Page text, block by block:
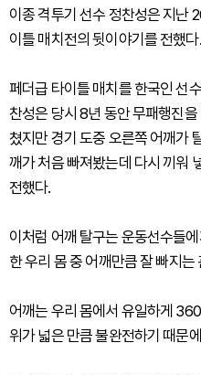
이종 격투기 선수 정찬성은 지난
이틀 매치전의 뒷이야기를 전했다.
페더급 타이틀 매치를 한국인 선
찬성은 당시 8년 동안 무패행진
쳤지만 경기 도중 오른쪽 어깨가
깨가 처음 빠져봤는데 다시 끼워
전했다.
이처럼 어깨 탈구는 운동선수들
한 우리 몸 중 어깨만큼 잘 빠지는
어깨는 우리 몸에서 유일하게
위가 넓은 만큼 불완전하기 때문